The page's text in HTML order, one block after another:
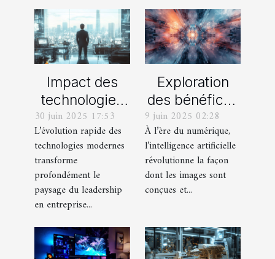
Impact des
technologies
modernes sur
le leadership
en entreprise
30 juin 2025 17:53
L’évolution rapide des
technologies modernes
transforme
profondément le
paysage du leadership
en entreprise...
Exploration
des bénéfices
de l'IA pour la
création de
visuels
innovants
9 juin 2025 02:28
À l’ère du numérique,
l’intelligence artificielle
révolutionne la façon
dont les images sont
conçues et...